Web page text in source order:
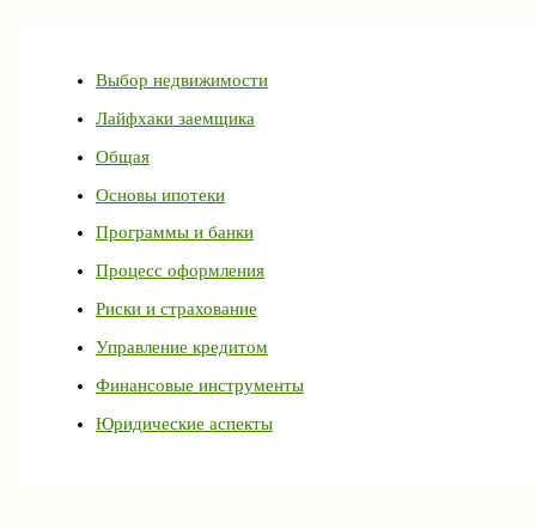
Выбор недвижимости
Лайфхаки заемщика
Общая
Основы ипотеки
Программы и банки
Процесс оформления
Риски и страхование
Управление кредитом
Финансовые инструменты
Юридические аспекты